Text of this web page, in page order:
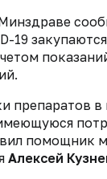
19
препаратов
помощник
Алексей